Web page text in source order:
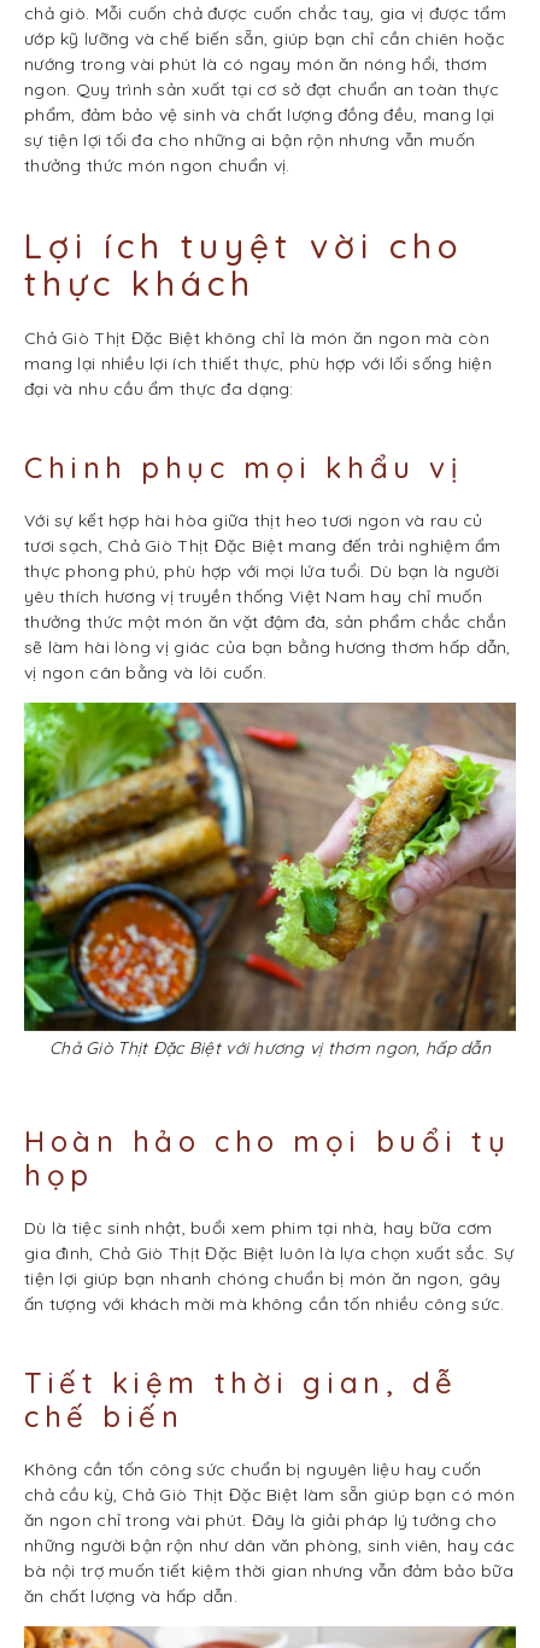
chả giò. Mỗi cuốn chả được cuốn chắc tay, gia vị được tẩm
ướp kỹ lưỡng và chế biến sẵn, giúp bạn chỉ cần chiên hoặc
nướng trong vài phút là có ngay món ăn nóng hổi, thơm
ngon. Quy trình sản xuất tại cơ sở đạt chuẩn an toàn thực
phẩm, đảm bảo vệ sinh và chất lượng đồng đều, mang lại
sự tiện lợi tối đa cho những ai bận rộn nhưng vẫn muốn
thưởng thức món ngon chuẩn vị.
Lợi ích tuyệt vời cho
thực khách
Chả Giò Thịt Đặc Biệt không chỉ là món ăn ngon mà còn
mang lại nhiều lợi ích thiết thực, phù hợp với lối sống hiện
đại và nhu cầu ẩm thực đa dạng:
Chinh phục mọi khẩu vị
Với sự kết hợp hài hòa giữa thịt heo tươi ngon và rau củ
tươi sạch, Chả Giò Thịt Đặc Biệt mang đến trải nghiệm ẩm
thực phong phú, phù hợp với mọi lứa tuổi. Dù bạn là người
yêu thích hương vị truyền thống Việt Nam hay chỉ muốn
thưởng thức một món ăn vặt đậm đà, sản phẩm chắc chắn
sẽ làm hài lòng vị giác của bạn bằng hương thơm hấp dẫn,
vị ngon cân bằng và lôi cuốn.
Chả Giò Thịt Đặc Biệt với hương vị thơm ngon, hấp dẫn
Hoàn hảo cho mọi buổi tụ
họp
Dù là tiệc sinh nhật, buổi xem phim tại nhà, hay bữa cơm
gia đình, Chả Giò Thịt Đặc Biệt luôn là lựa chọn xuất sắc. Sự
tiện lợi giúp bạn nhanh chóng chuẩn bị món ăn ngon, gây
ấn tượng với khách mời mà không cần tốn nhiều công sức.
Tiết kiệm thời gian, dễ
chế biến
Không cần tốn công sức chuẩn bị nguyên liệu hay cuốn
chả cầu kỳ, Chả Giò Thịt Đặc Biệt làm sẵn giúp bạn có món
ăn ngon chỉ trong vài phút. Đây là giải pháp lý tưởng cho
những người bận rộn như dân văn phòng, sinh viên, hay các
bà nội trợ muốn tiết kiệm thời gian nhưng vẫn đảm bảo bữa
ăn chất lượng và hấp dẫn.